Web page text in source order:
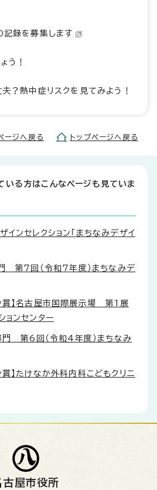
録を募集します
う！
？熱中症リスクを見てみよう！
ージへ戻る トップページへ戻る
いる方はこんなページも見ていま
インセレクション「まちなみデザイ
第7回（令和7年度）まちなみデ
賞】名古屋市国際展示場 第1展
ョンセンター
門 第6回（令和4年度）まちなみ
賞】たけなか外科内科こどもクリニ
古屋市役所